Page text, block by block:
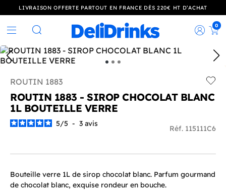
LIVRAISON OFFERTE PARTOUT EN FRANCE DÈS 220€ HT D’ACHAT
Rechercher
0
ROUTIN 1883
ROUTIN 1883 - SIROP CHOCOLAT BLANC
1L BOUTEILLE VERRE
5/5 - 3 avis
Réf. 115111C6
Bouteille verre 1L de sirop chocolat blanc. Parfum gourmand
de chocolat blanc, exquise rondeur en bouche.